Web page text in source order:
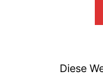
Diese